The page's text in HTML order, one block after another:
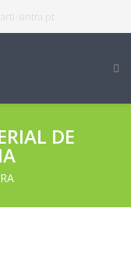
sintra.pt
DE